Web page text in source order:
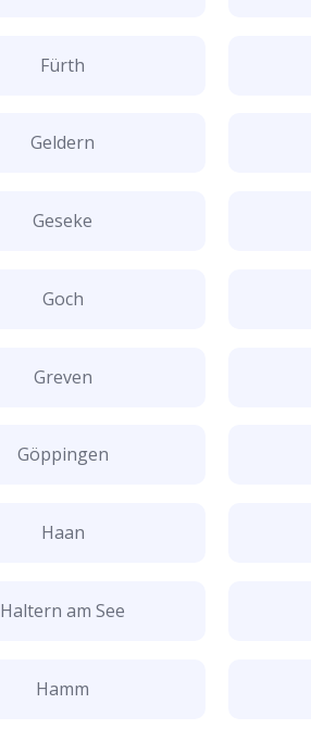
Fürth
Geldern
Geseke
Goch
Greven
Göppingen
Haan
Haltern am See
Hamm